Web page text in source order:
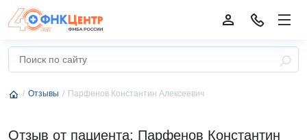
Отзывы Парфенов Константин Алексеевич
Отзыв от пациента: Парфенов Константин